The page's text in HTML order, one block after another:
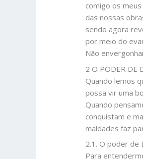
comigo os
das nossas
sendo agora
por meio do
Não
2 O PODER DE
Quando lemos
possa vir uma
Quando
conquistam e
maldades faz
2.1. O poder de
Para